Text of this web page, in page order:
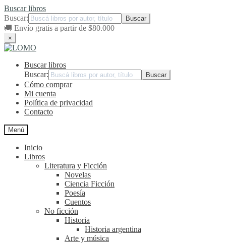
Buscar libros
Buscar:
🚚 Envío gratis a partir de $80.000
×
Ir
navegación
Ir
contenidoBuscar libros
Buscar:
Cómo comprar
Mi cuenta
Política de privacidad
Contacto
Menú
Inicio
Libros
Literatura y Ficción
Novelas
Ciencia Ficción
Poesía
Cuentos
No ficción
Historia
Historia argentina
Arte y música